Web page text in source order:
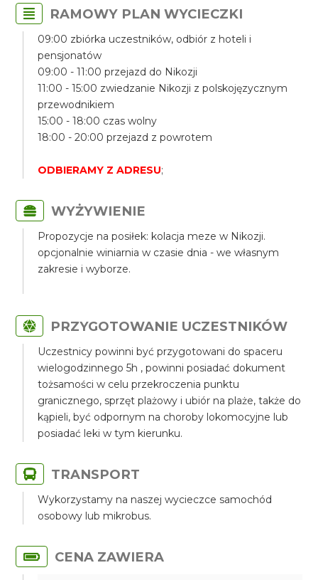
RAMOWY PLAN WYCIECZKI
09:00 zbiórka uczestników, odbiór z hoteli i
pensjonatów
09:00 - 11:00 przejazd do Nikozji
11:00 - 15:00 zwiedzanie Nikozji z polskojęzycznym
przewodnikiem
15:00 - 18:00 czas wolny
18:00 - 20:00 przejazd z powrotem
ODBIERAMY Z ADRESU;
WYŻYWIENIE
Propozycje na posiłek: kolacja meze w Nikozji.
opcjonalnie winiarnia w czasie dnia - we własnym
zakresie i wyborze.
PRZYGOTOWANIE UCZESTNIKÓW
Uczestnicy powinni być przygotowani do spaceru
wielogodzinnego 5h , powinni posiadać dokument
tożsamości w celu przekroczenia punktu
granicznego, sprzęt plażowy i ubiór na plaże, także do
kąpieli, być odpornym na choroby lokomocyjne lub
posiadać leki w tym kierunku.
TRANSPORT
Wykorzystamy na naszej wycieczce samochód
osobowy lub mikrobus.
CENA ZAWIERA